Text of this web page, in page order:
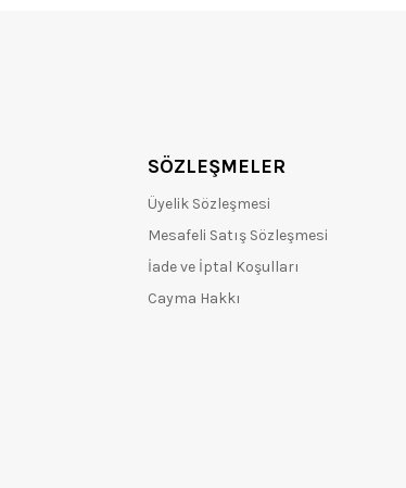
SÖZLEŞMELER
Üyelik Sözleşmesi
Mesafeli Satış Sözleşmesi
İade ve İptal Koşulları
Cayma Hakkı